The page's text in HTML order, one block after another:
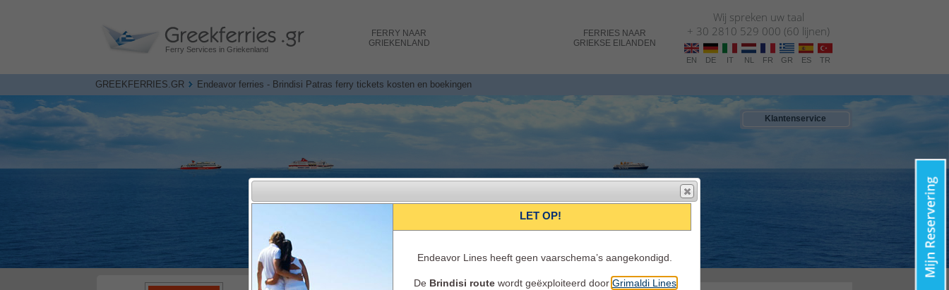
Ferry Services in Griekenland
FERRY NAAR
GRIEKENLAND
FERRIES NAAR
GRIEKSE EILANDEN
Wij spreken uw taal
+ 30 2810 529 000 (60 lijnen)
EN DE IT NL FR GR ES TR
GREEKFERRIES.GR Endeavor ferries - Brindisi Patras ferry tickets kosten en boekingen
Klantenservice
LET OP!
Endeavor Lines heeft geen vaarschema’s aangekondigd.
De Brindisi routewordt geëxploiteerd door Grimaldi Lines